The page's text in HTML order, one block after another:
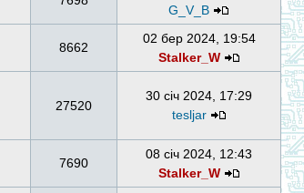
G_V_B
8662
02 бер 2024, 19:54
Stalker_W
27520
30 січ 2024, 17:29
tesljar
7690
08 січ 2024, 12:43
Stalker_W